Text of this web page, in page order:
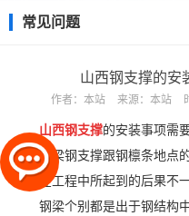
常见问题
山西钢支撑的安
作者： 本站 来源： 本站
山西钢支撑的安装事项需
钢梁钢支撑跟钢檩条地点
样，在工程中所起到的后果不一
钢梁个别都是出于钢结构